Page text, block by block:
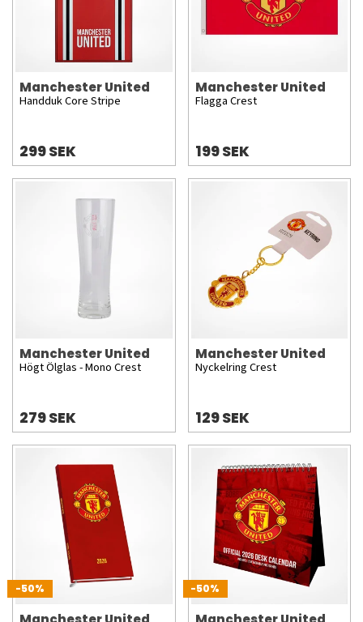
Manchester United
Handduk Core Stripe
299 SEK
Manchester United
Flagga Crest
199 SEK
Manchester United
Högt Ölglas - Mono Crest
279 SEK
Manchester United
Nyckelring Crest
129 SEK
-50% -50%